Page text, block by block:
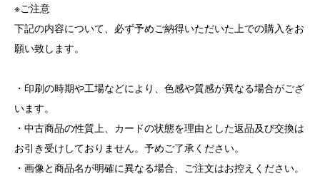
※ご注意
下記の内容について、必ず予めご納得いただいた上での購入をお
願い致します。
・印刷の時期や工場などにより、色感や質感が異なる場合がござ
います。
・中古商品の性質上、カードの状態を理由とした返品及び交換は
お引き受けしておりません。予めご了承ください。
・画像と商品名が明確に異なる場合、ご注文はお控えください。